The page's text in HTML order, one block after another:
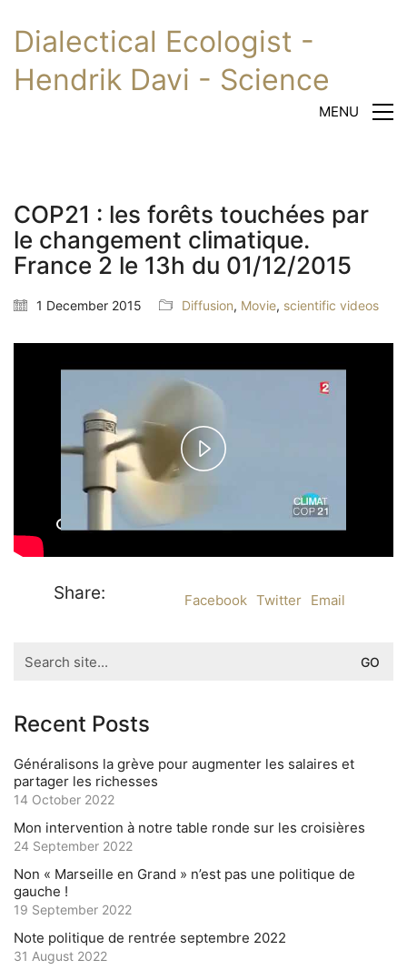
Dialectical Ecologist -
Hendrik Davi - Science
MENU
COP21 : les forêts touchées par
le changement climatique.
France 2 le 13h du 01/12/2015
1 December 2015 Diffusion, Movie, scientific videos
P
l
a
y
e
Share: Facebook Twitter Email
for:
Recent Posts
Généralisons la grève pour augmenter les salaires et
partager les richesses
14 October 2022
Mon intervention à notre table ronde sur les croisières
24 September 2022
Non « Marseille en Grand » n’est pas une politique de
gauche !
19 September 2022
Note politique de rentrée septembre 2022
31 August 2022